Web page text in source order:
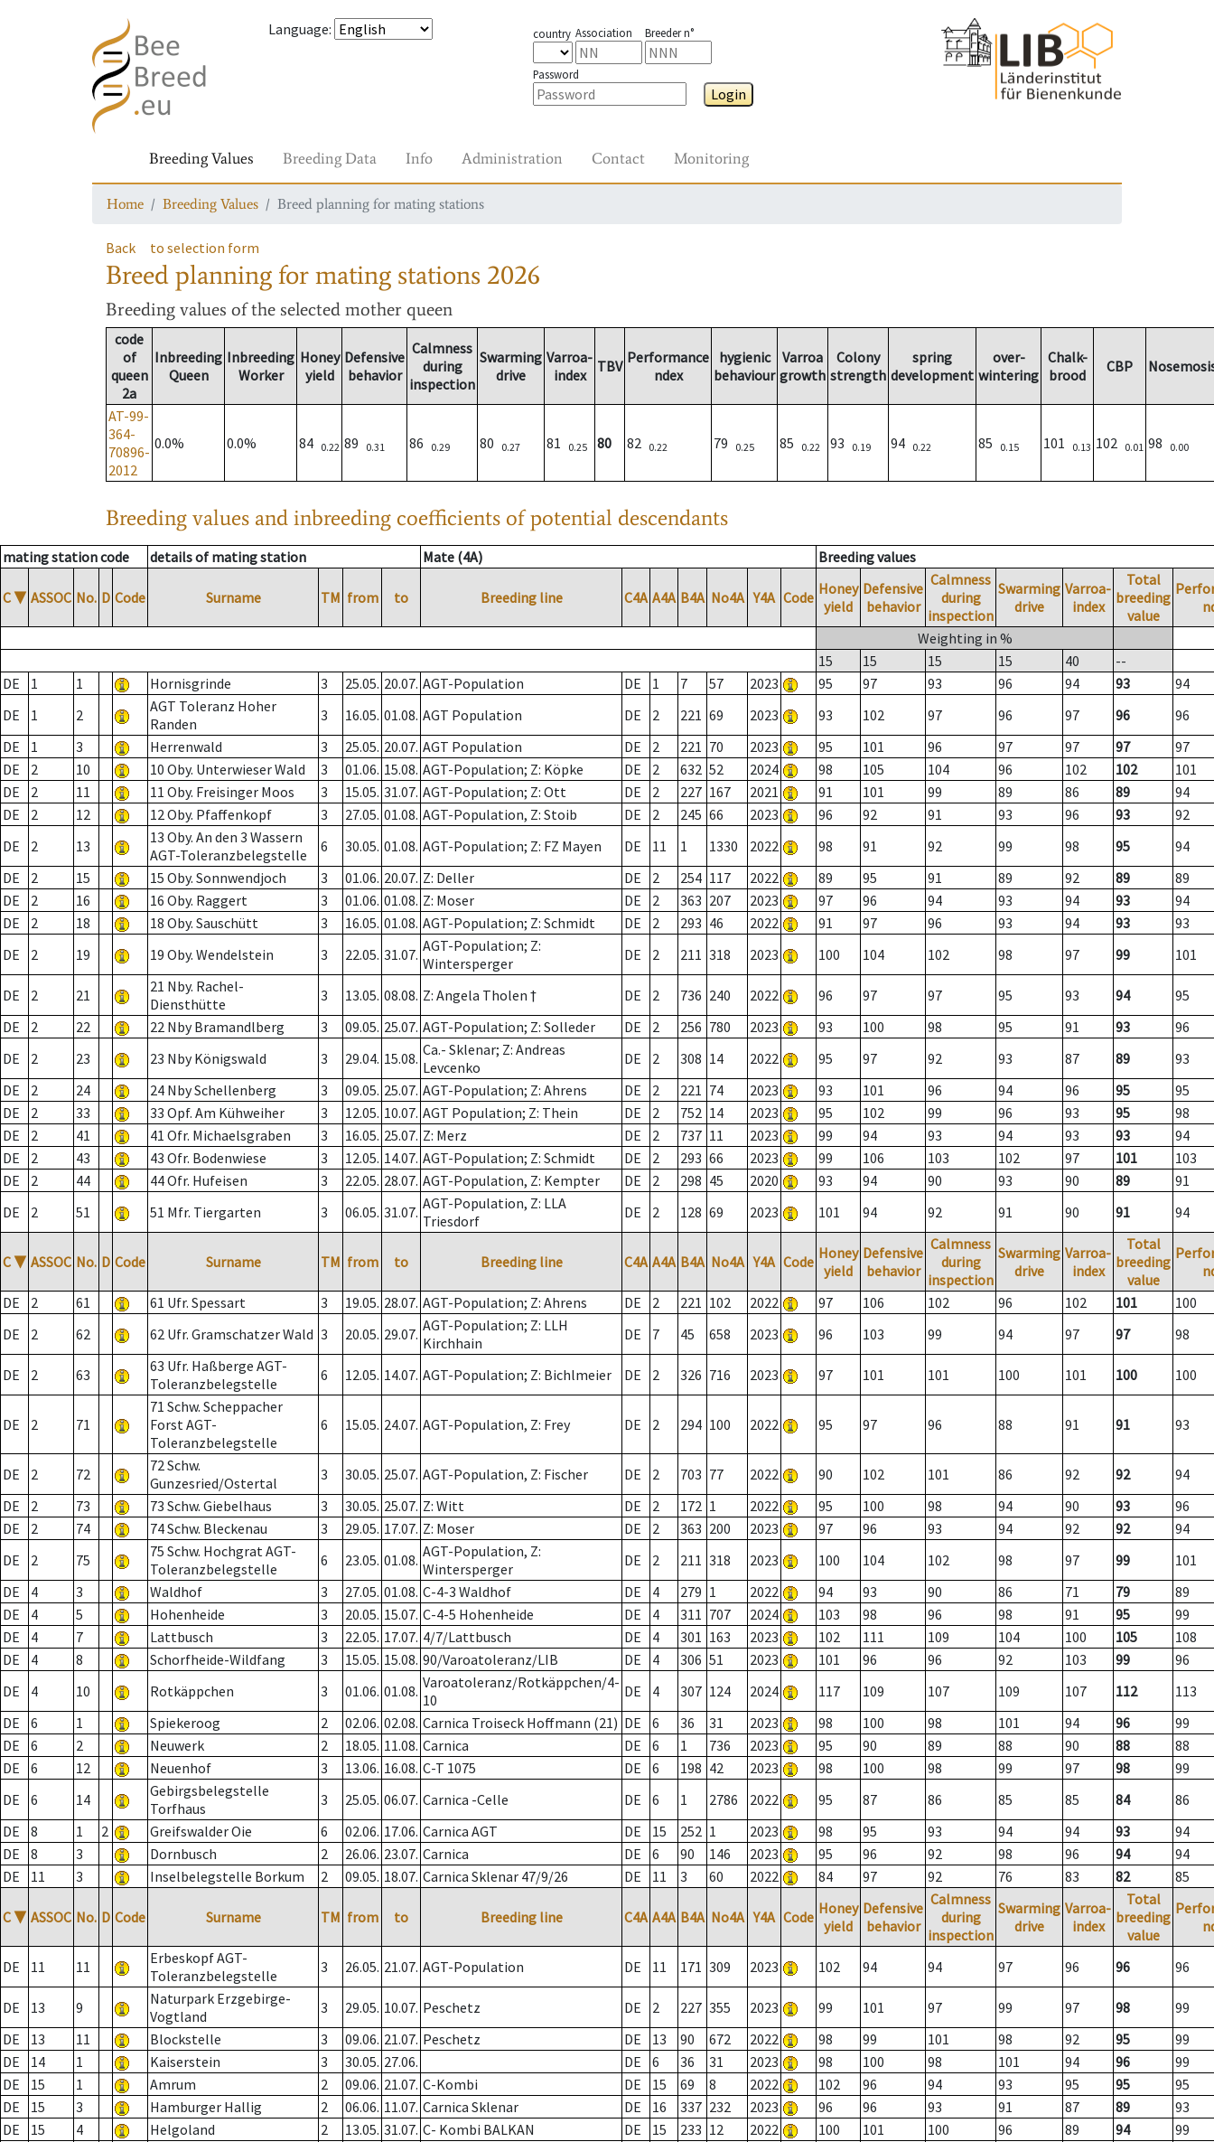
Language: country Association Breeder n°
Password
Login
Breeding Values Breeding Data Info Administration Contact Monitoring
Home Breeding Values Breed planning for mating stations
Back to selection form
Breed planning for mating stations 2026
Breeding values of the selected mother queen
code
of
queen
2a
Inbreeding
Queen
Inbreeding
Worker
Honey
yield
Defensive
behavior
Calmness
during
inspection
Swarming
drive
Varroa-
index
TBV Performance
ndex
hygienic
behaviour
Varroa
growth
Colony
strength
spring
development
over-
wintering
Chalk-
brood
CBP
AT-99-
364-
70896-
2012
0.0% 0.0% 84 0.22 89 0.31 86 0.29 80 0.27 81 0.25 80 82 0.22 79 0.25 85 0.22 93 0.19 94 0.22 85 0.15 101 0.13 102 0.01 98 0.00
Breeding values and inbreeding coefficients of potential descendants
mating station code details of mating station Mate (4A) Breeding values
C ▼ ASSOC No. D Code Surname TM from to Breeding line C4A A4A B4A No4A Y4A Code Honey
yield
Defensive
behavior
Calmness
during
inspection
Swarming
drive
Varroa-
index
Total
breeding
value
Weighting in %
15
15 15 15 40
--
DE
1 1 Hornisgrinde 3 25.05. 20.07. AGT-Population DE 1 7 57 2023 95 97 93 96 94 93
94
DE
1 2
AGT Toleranz Hoher
Randen
3 16.05. 01.08. AGT Population DE 2 221 69 2023 93 102 97 96 97 96
96
DE
1 3 Herrenwald 3 25.05. 20.07. AGT Population DE 2 221 70 2023 95 101 96 97 97 97
97
DE
2 10 10 Oby. Unterwieser Wald 3 01.06. 15.08. AGT-Population; Z: Köpke DE 2 632 52 2024 98 105 104 96 102 102
101
DE
2 11 11 Oby. Freisinger Moos 3 15.05. 31.07. AGT-Population; Z: Ott DE 2 227 167 2021 91 101 99 89 86 89
94
DE
2 12 12 Oby. Pfaffenkopf 3 27.05. 01.08. AGT-Population, Z: Stoib DE 2 245 66 2023 96 92 91 93 96 93
92
DE
2 13
13 Oby. An den 3 Wassern
AGT-Toleranzbelegstelle
6 30.05. 01.08. AGT-Population; Z: FZ Mayen DE 11 1 1330 2022 98 91 92 99 98 95
94
DE
2 15 15 Oby. Sonnwendjoch 3 01.06. 20.07. Z: Deller DE 2 254 117 2022 89 95 91 89 92 89
89
DE
2 16 16 Oby. Raggert 3 01.06. 01.08. Z: Moser DE 2 363 207 2023 97 96 94 93 94 93
94
DE
2 18 18 Oby. Sauschütt 3 16.05. 01.08. AGT-Population; Z: Schmidt DE 2 293 46 2022 91 97 96 93 94 93
93
DE
2 19 19 Oby. Wendelstein 3 22.05. 31.07. AGT-Population; Z:
Wintersperger
DE 2 211 318 2023 100 104 102 98 97 99 101
DE 2 21
21 Nby. Rachel-
Diensthütte
3 13.05. 08.08. Z: Angela Tholen † DE 2 736 240 2022 96 97 97 95 93 94
95
DE
2 22 22 Nby Bramandlberg 3 09.05. 25.07. AGT-Population; Z: Solleder DE 2 256 780 2023 93 100 98 95 91 93
96
DE
2 23 23 Nby Königswald 3 29.04. 15.08. Ca.- Sklenar; Z: Andreas
Levcenko
DE 2 308 14 2022 95 97 92 93 87 89
93
DE
2 24 24 Nby Schellenberg 3 09.05. 25.07. AGT-Population; Z: Ahrens DE 2 221 74 2023 93 101 96 94 96 95
95
DE
2 33 33 Opf. Am Kühweiher 3 12.05. 10.07. AGT Population; Z: Thein DE 2 752 14 2023 95 102 99 96 93 95
98
DE
2 41 41 Ofr. Michaelsgraben 3 16.05. 25.07. Z: Merz DE 2 737 11 2023 99 94 93 94 93 93
94
DE
2 43 43 Ofr. Bodenwiese 3 12.05. 14.07. AGT-Population; Z: Schmidt DE 2 293 66 2023 99 106 103 102 97 101
103
DE
2 44 44 Ofr. Hufeisen 3 22.05. 28.07. AGT-Population, Z: Kempter DE 2 298 45 2020 93 94 90 93 90 89
91
DE
2 51 51 Mfr. Tiergarten 3 06.05. 31.07. AGT-Population, Z: LLA
Triesdorf
DE 2 128 69 2023 101 94 92 91 90 91 94
C ▼ ASSOC No. D Code Surname TM from to Breeding line C4A A4A B4A No4A Y4A Code Honey
yield
Defensive
behavior
Calmness
during
inspection
Swarming
drive
Varroa-
index
Total
breeding
value
DE
2 61 61 Ufr. Spessart 3 19.05. 28.07. AGT-Population; Z: Ahrens DE 2 221 102 2022 97 106 102 96 102 101
100
DE
2 62 62 Ufr. Gramschatzer Wald 3 20.05. 29.07. AGT-Population; Z: LLH
Kirchhain
DE 7 45 658 2023 96 103 99 94 97 97 98
DE 2 63
63 Ufr. Haßberge AGT-
Toleranzbelegstelle
6 12.05. 14.07. AGT-Population; Z: Bichlmeier DE 2 326 716 2023 97 101 101 100 101 100 100
DE 2 71
71 Schw. Scheppacher
Forst AGT-
Toleranzbelegstelle
6 15.05. 24.07. AGT-Population, Z: Frey DE 2 294 100 2022 95 97 96 88 91 91 93
DE 2 72
72 Schw.
Gunzesried/Ostertal
3 30.05. 25.07. AGT-Population, Z: Fischer DE 2 703 77 2022 90 102 101 86 92 92
94
DE
2 73 73 Schw. Giebelhaus 3 30.05. 25.07. Z: Witt DE 2 172 1 2022 95 100 98 94 90 93
96
DE
2 74 74 Schw. Bleckenau 3 29.05. 17.07. Z: Moser DE 2 363 200 2023 97 96 93 94 92 92
94
DE
2 75
75 Schw. Hochgrat AGT-
Toleranzbelegstelle
6 23.05. 01.08. AGT-Population, Z:
Wintersperger
DE 2 211 318 2023 100 104 102 98 97 99
101
DE
4 3 Waldhof 3 27.05. 01.08. C-4-3 Waldhof DE 4 279 1 2022 94 93 90 86 71 79
89
DE
4 5 Hohenheide 3 20.05. 15.07. C-4-5 Hohenheide DE 4 311 707 2024 103 98 96 98 91 95
99
DE
4 7 Lattbusch 3 22.05. 17.07. 4/7/Lattbusch DE 4 301 163 2023 102 111 109 104 100 105
108
DE
4 8 Schorfheide-Wildfang 3 15.05. 15.08. 90/Varoatoleranz/LIB DE 4 306 51 2023 101 96 96 92 103 99
96
DE
4 10 Rotkäppchen 3 01.06. 01.08. Varoatoleranz/Rotkäppchen/4-
10
DE 4 307 124 2024 117 109 107 109 107 112
113
DE
6 1 Spiekeroog 2 02.06. 02.08. Carnica Troiseck Hoffmann (21) DE 6 36 31 2023 98 100 98 101 94 96
99
DE
6 2 Neuwerk 2 18.05. 11.08. Carnica DE 6 1 736 2023 95 90 89 88 90 88
88
DE
6 12 Neuenhof 3 13.06. 16.08. C-T 1075 DE 6 198 42 2023 98 100 98 99 97 98
99
DE
6 14
Gebirgsbelegstelle
Torfhaus
3 25.05. 06.07. Carnica -Celle DE 6 1 2786 2022 95 87 86 85 85 84
86
DE
8 1 2 Greifswalder Oie 6 02.06. 17.06. Carnica AGT DE 15 252 1 2023 98 95 93 94 94 93
94
DE
8 3 Dornbusch 2 26.06. 23.07. Carnica DE 6 90 146 2023 95 96 92 98 96 94
94
DE
11 3 Inselbelegstelle Borkum 2 09.05. 18.07. Carnica Sklenar 47/9/26 DE 11 3 60 2022 84 97 92 76 83 82 85
C ▼ ASSOC No. D Code Surname TM from to Breeding line C4A A4A B4A No4A Y4A Code Honey
yield
Defensive
behavior
Calmness
during
inspection
Swarming
drive
Varroa-
index
Total
breeding
value
DE 11 11
Erbeskopf AGT-
Toleranzbelegstelle
3 26.05. 21.07. AGT-Population DE 11 171 309 2023 102 94 94 97 96 96 96
DE 13 9
Naturpark Erzgebirge-
Vogtland
3 29.05. 10.07. Peschetz DE 2 227 355 2023 99 101 97 99 97 98
99
DE
13 11 Blockstelle 3 09.06. 21.07. Peschetz DE 13 90 672 2022 98 99 101 98 92 95
99
DE
14 1 Kaiserstein 3 30.05. 27.06. DE 6 36 31 2023 98 100 98 101 94 96
99
DE
15 1 Amrum 2 09.06. 21.07. C-Kombi DE 15 69 8 2022 102 96 94 93 95 95
95
DE
15 3 Hamburger Hallig 2 06.06. 11.07. Carnica Sklenar DE 16 337 232 2023 96 96 93 91 87 89
93
DE
15 4 Helgoland 2 13.05. 31.07. C- Kombi BALKAN DE 15 233 12 2022 100 101 100 96 89 94
99